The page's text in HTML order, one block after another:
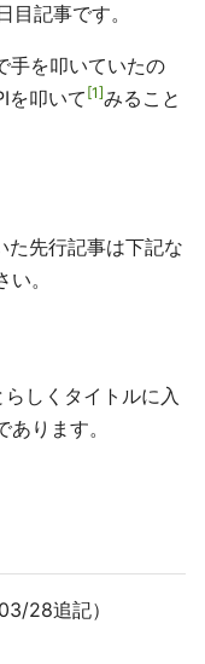
目記事です。
手を叩いていたの
を叩いて 1 みること
先行記事は下記な
。
しくタイトルに入
ります。
28追記）